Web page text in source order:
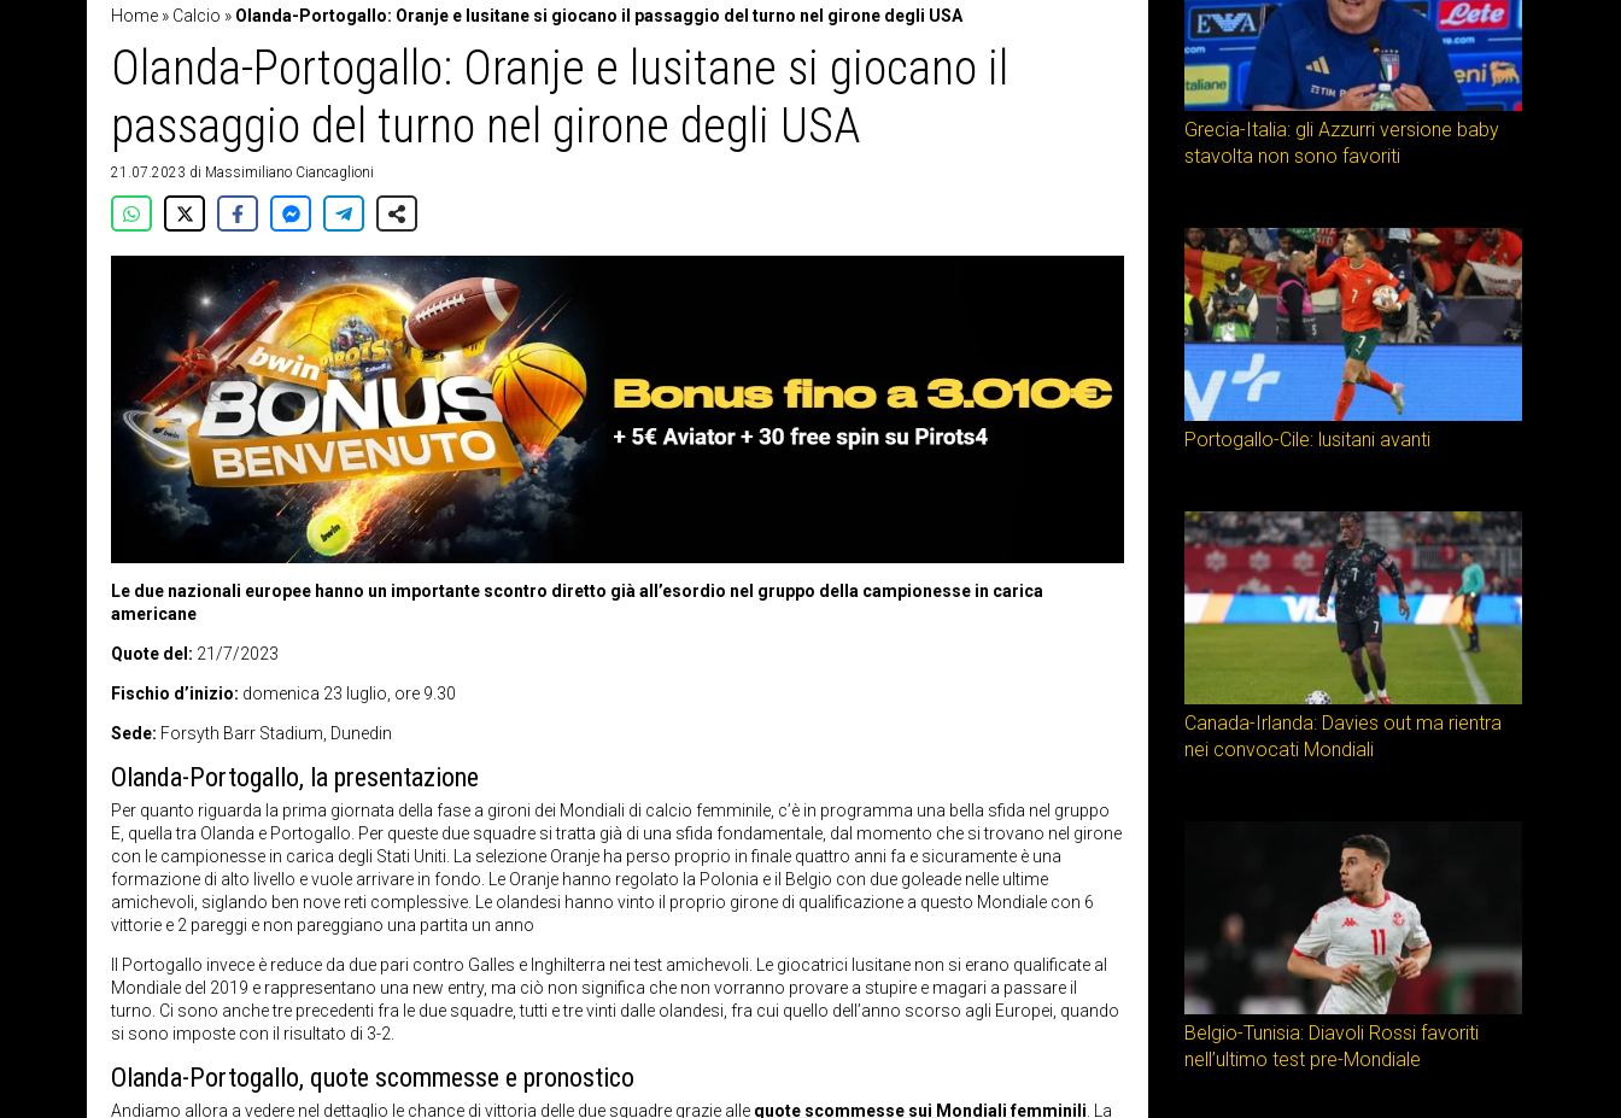
Home » Calcio » Olanda-Portogallo: Oranje e lusitane si giocano il passaggio del turno nel girone degli USA
Olanda-Portogallo: Oranje e lusitane si giocano il
passaggio del turno nel girone degli USA
21.07.2023 di Massimiliano Ciancaglioni
Le due nazionali europee hanno un importante scontro diretto già all’esordio nel gruppo della campionesse in carica
americane
Quote del: 21/7/2023
Fischio d’inizio: domenica 23 luglio, ore 9.30
Sede: Forsyth Barr Stadium, Dunedin
Olanda-Portogallo, la presentazione
Per quanto riguarda la prima giornata della fase a gironi dei Mondiali di calcio femminile, c’è in programma una bella sfida nel gruppo
E, quella tra Olanda e Portogallo. Per queste due squadre si tratta già di una sfida fondamentale, dal momento che si trovano nel girone
con le campionesse in carica degli Stati Uniti. La selezione Oranje ha perso proprio in finale quattro anni fa e sicuramente è una
formazione di alto livello e vuole arrivare in fondo. Le Oranje hanno regolato la Polonia e il Belgio con due goleade nelle ultime
amichevoli, siglando ben nove reti complessive. Le olandesi hanno vinto il proprio girone di qualificazione a questo Mondiale con 6
vittorie e 2 pareggi e non pareggiano una partita un anno
Il Portogallo invece è reduce da due pari contro Galles e Inghilterra nei test amichevoli. Le giocatrici lusitane non si erano qualificate al
Mondiale del 2019 e rappresentano una new entry, ma ciò non significa che non vorranno provare a stupire e magari a passare il
turno. Ci sono anche tre precedenti fra le due squadre, tutti e tre vinti dalle olandesi, fra cui quello dell’anno scorso agli Europei, quando
si sono imposte con il risultato di 3-2.
Olanda-Portogallo, quote scommesse e pronostico
Andiamo allora a vedere nel dettaglio le chance di vittoria delle due squadre grazie alle quote scommesse sui Mondiali femminili . La
Grecia-Italia: gli Azzurri versione baby
stavolta non sono favoriti
Portogallo-Cile: lusitani avanti
Canada-Irlanda: Davies out ma rientra
nei convocati Mondiali
Belgio-Tunisia: Diavoli Rossi favoriti
nell’ultimo test pre-Mondiale